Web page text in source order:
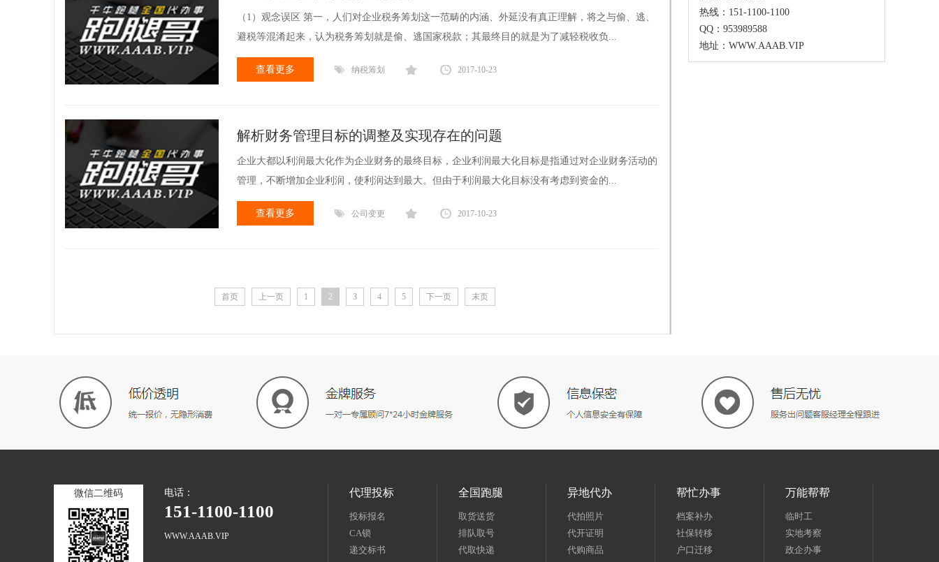
（1）观念误区 第一，人们对企业税务筹划这一范畴的内涵、外延没有真正理解，将之与偷、逃、
避税等混淆起来，认为税务筹划就是偷、逃国家税款；其最终目的就是为了减轻税收负...
查看更多 纳税筹划 2017-10-23
解析财务管理目标的调整及实现存在的问题
企业大都以利润最大化作为企业财务的最终目标，企业利润最大化目标是指通过对企业财务活动的
管理，不断增加企业利润，使利润达到最大。但由于利润最大化目标没有考虑到资金的...
查看更多 公司变更 2017-10-23
首页 上一页 1 2 3 4 5 下一页 末页
热线：151-1100-1100
QQ：953989588
地址：WWW.AAAB.VIP
微信二维码 电话：
151-1100-1100
WWW.AAAB.VIP
代理投标
投标报名
CA锁
递交标书
全国跑腿
取货送货
排队取号
代取快递
异地代办
代拍照片
代开证明
代购商品
帮忙办事
档案补办
社保转移
户口迁移
万能帮帮
临时工
实地考察
政企办事